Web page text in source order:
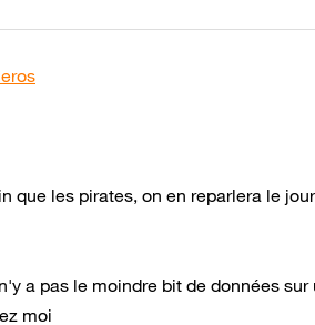
que les pirates, on en reparlera le
a pas le moindre bit de données
moi